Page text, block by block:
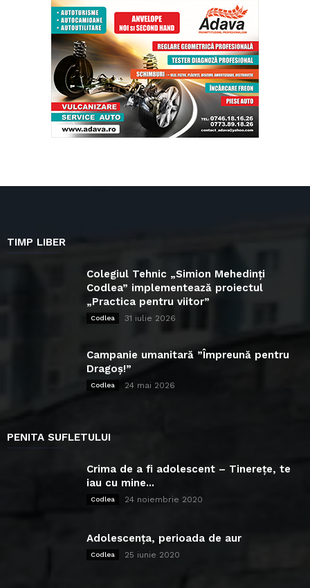
TIMP LIBER
Colegiul Tehnic „Simion Mehedinți
Codlea” implementează proiectul
„Practica pentru viitor”
Codlea 31 iulie 2026
Campanie umanitară ”Împreună pentru
Dragoș!”
Codlea 24 mai 2026
PENITA SUFLETULUI
Crima de a fi adolescent – Tinerețe, te
iau cu mine...
Codlea 24 noiembrie 2020
Adolescența, perioada de aur
Codlea 25 iunie 2020